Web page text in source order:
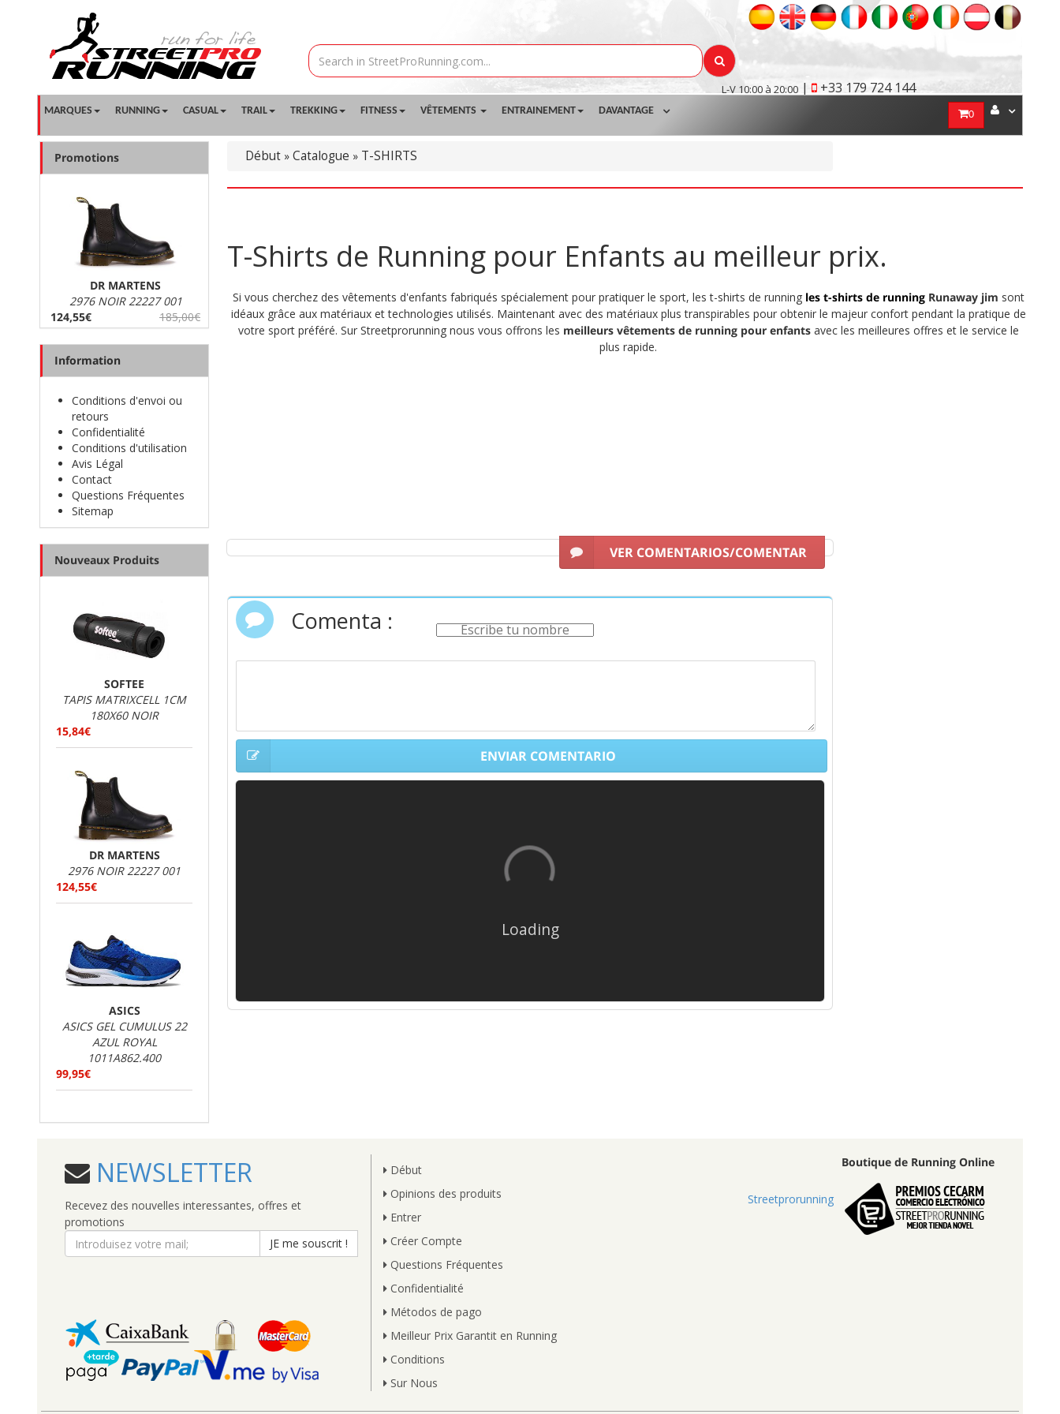
L-V 10:00 à 20:00 | +33 179 724 144
MARQUES RUNNING CASUAL TRAIL TREKKING FITNESS VÊTEMENTS ENTRAINEMENT DAVANTAGE 0
Début » Catalogue » T-SHIRTS
T-Shirts de Running pour Enfants au meilleur prix.
Si vous cherchez des vêtements d'enfants fabriqués spécialement pour pratiquer le sport, les t-shirts de running les t-shirts de running Runaway jim sont
idéaux grâce aux matériaux et technologies utilisés. Maintenant avec des matériaux plus transpirables pour obtenir le majeur confort pendant la pratique de
votre sport préféré. Sur Streetprorunning nous vous offrons les meilleurs vêtements de running pour enfantsavec les meilleures offres et le service le
plus rapide.
VER COMENTARIOS/COMENTAR
Comenta :
ENVIAR COMENTARIO
Loading
Promotions
DR MARTENS
2976 NOIR 22227 001
124,55€
185,00€
Information
Conditions d'envoi ou
retours
Confidentialité
Conditions d'utilisation
Avis Légal
Contact
Questions Fréquentes
Sitemap
Nouveaux Produits
SOFTEE
TAPIS MATRIXCELL 1CM
180X60 NOIR
15,84€
DR MARTENS
2976 NOIR 22227 001
124,55€
ASICS
ASICS GEL CUMULUS 22
AZUL ROYAL
1011A862.400
99,95€
NEWSLETTER
Recevez des nouvelles interessantes, offres et
promotions
JE me souscrit !
Début
Opinions des produits
Entrer
Créer Compte
Questions Fréquentes
Confidentialité
Métodos de pago
Meilleur Prix Garantit en Running
Conditions
Sur Nous
Boutique de Running Online
Streetprorunning